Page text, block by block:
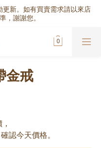
新。如有買賣需求請以來店
，謝謝您。
金戒
認今天價格。